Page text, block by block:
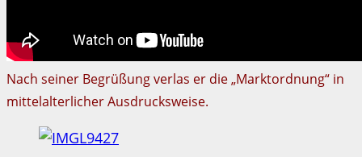
Nach seiner Begrüßung verlas er die „Marktordnung“ in
mittelalterlicher Ausdrucksweise.